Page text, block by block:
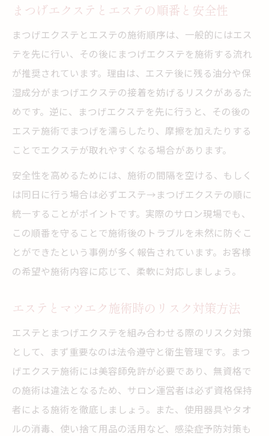
まつげエクステとエステの順番と安全性
まつげエクステとエステの施術順序は、一般的にはエス
テを先に行い、その後にまつげエクステを施術する流れ
が推奨されています。理由は、エステ後に残る油分や保
湿成分がまつげエクステの接着を妨げるリスクがあるた
めです。逆に、まつげエクステを先に行うと、その後の
エステ施術でまつげを濡らしたり、摩擦を加えたりする
ことでエクステが取れやすくなる場合があります。
安全性を高めるためには、施術の間隔を空ける、もしく
は同日に行う場合は必ずエステ→まつげエクステの順に
統一することがポイントです。実際のサロン現場でも、
この順番を守ることで施術後のトラブルを未然に防ぐこ
とができたという事例が多く報告されています。お客様
の希望や施術内容に応じて、柔軟に対応しましょう。
エステとマツエク施術時のリスク対策方法
エステとまつげエクステを組み合わせる際のリスク対策
として、まず重要なのは法令遵守と衛生管理です。まつ
げエクステ施術には美容師免許が必要であり、無資格で
の施術は違法となるため、サロン運営者は必ず資格保持
者による施術を徹底しましょう。また、使用器具やタオ
ルの消毒、使い捨て用品の活用など、感染症予防対策も